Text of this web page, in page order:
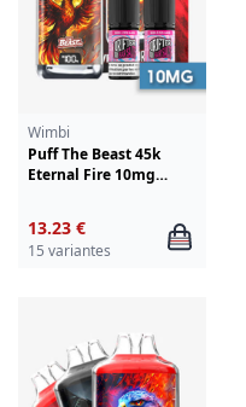
Wimbi
Puff The Beast 45k
Eternal Fire 10mg
13.23 €
15 variantes